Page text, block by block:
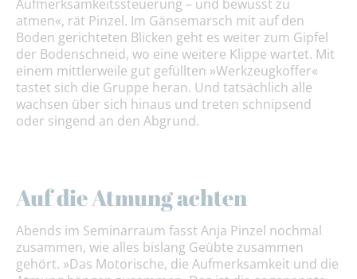
Aufmerksamkeitssteuerung – und bewusst zu
atmen«, rät Pinzel. Im Gänsemarsch mit auf den
Boden gerichteten Blicken geht es weiter zum Gipfel
der Bodenschneid, wo eine weitere Klippe wartet. Mit
einem mittlerweile gut gefüllten »Werkzeugkoffer«
tastet sich die Gruppe heran. Und tatsächlich alle
wachsen über sich hinaus und treten schnipsend
oder singend an den Abgrund.
Auf die Atmung achten
Abends im Seminarraum fasst Anja Pinzel nochmal
zusammen, wie alles bislang Geübte zusammen
gehört. »Das Motorische, die Aufmerksamkeit und die